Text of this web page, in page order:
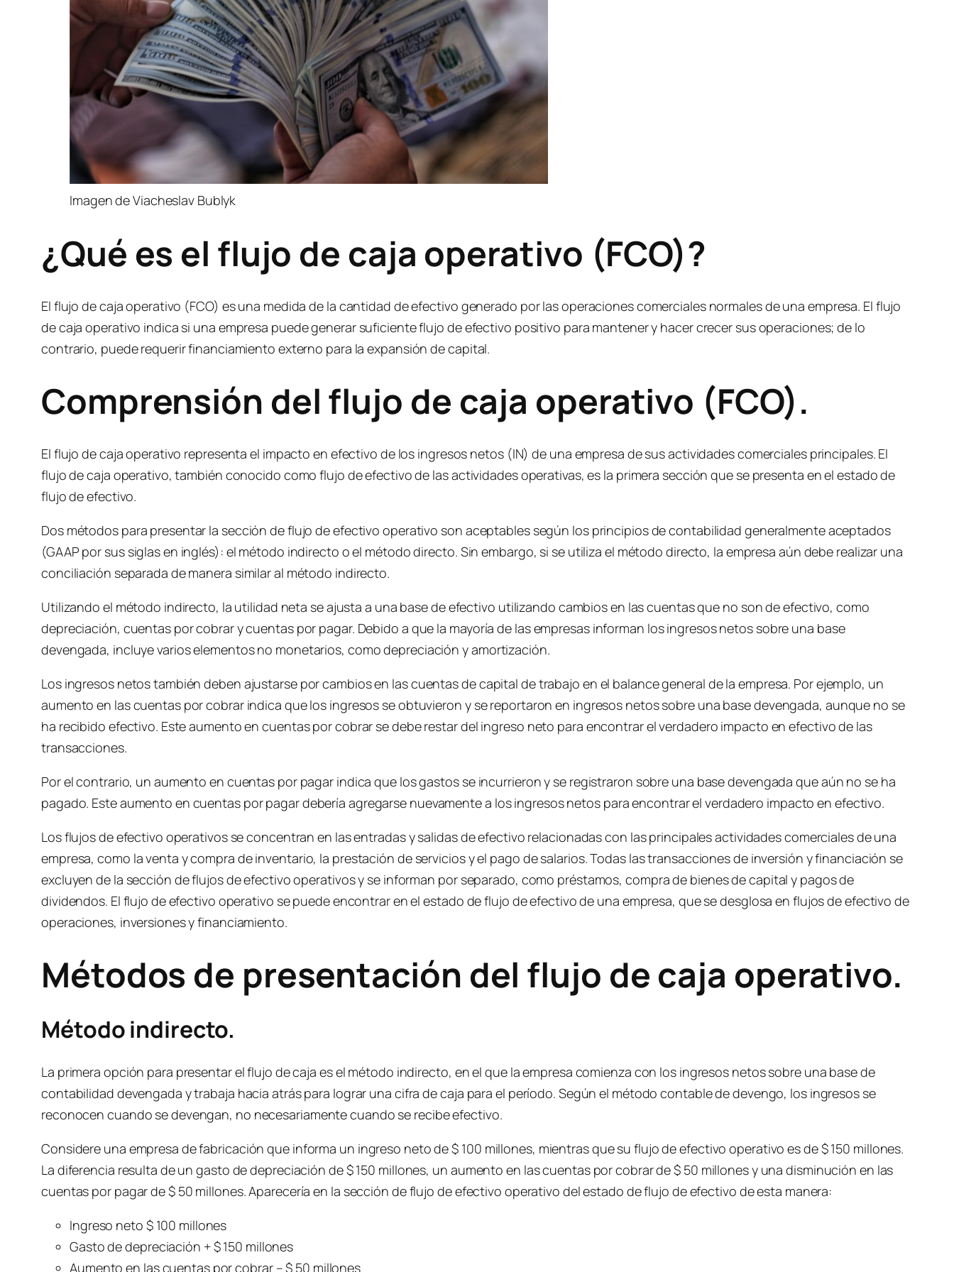
Imagen de Viacheslav Bublyk
¿Qué es el flujo de caja operativo (FCO)?
El flujo de caja operativo (FCO) es una medida de la cantidad de efectivo generado por las operaciones comerciales normales de una empresa. El flujo
de caja operativo indica si una empresa puede generar suficiente flujo de efectivo positivo para mantener y hacer crecer sus operaciones; de lo
contrario, puede requerir financiamiento externo para la expansión de capital.
Comprensión del flujo de caja operativo (FCO).
El flujo de caja operativo representa el impacto en efectivo de los ingresos netos (IN) de una empresa de sus actividades comerciales principales. El
flujo de caja operativo, también conocido como flujo de efectivo de las actividades operativas, es la primera sección que se presenta en el estado de
flujo de efectivo.
Dos métodos para presentar la sección de flujo de efectivo operativo son aceptables según los principios de contabilidad generalmente aceptados
(GAAP por sus siglas en inglés): el método indirecto o el método directo. Sin embargo, si se utiliza el método directo, la empresa aún debe realizar una
conciliación separada de manera similar al método indirecto.
Utilizando el método indirecto, la utilidad neta se ajusta a una base de efectivo utilizando cambios en las cuentas que no son de efectivo, como
depreciación, cuentas por cobrar y cuentas por pagar. Debido a que la mayoría de las empresas informan los ingresos netos sobre una base
devengada, incluye varios elementos no monetarios, como depreciación y amortización.
Los ingresos netos también deben ajustarse por cambios en las cuentas de capital de trabajo en el balance general de la empresa. Por ejemplo, un
aumento en las cuentas por cobrar indica que los ingresos se obtuvieron y se reportaron en ingresos netos sobre una base devengada, aunque no se
ha recibido efectivo. Este aumento en cuentas por cobrar se debe restar del ingreso neto para encontrar el verdadero impacto en efectivo de las
transacciones.
Por el contrario, un aumento en cuentas por pagar indica que los gastos se incurrieron y se registraron sobre una base devengada que aún no se ha
pagado. Este aumento en cuentas por pagar debería agregarse nuevamente a los ingresos netos para encontrar el verdadero impacto en efectivo.
Los flujos de efectivo operativos se concentran en las entradas y salidas de efectivo relacionadas con las principales actividades comerciales de una
empresa, como la venta y compra de inventario, la prestación de servicios y el pago de salarios. Todas las transacciones de inversión y financiación se
excluyen de la sección de flujos de efectivo operativos y se informan por separado, como préstamos, compra de bienes de capital y pagos de
dividendos. El flujo de efectivo operativo se puede encontrar en el estado de flujo de efectivo de una empresa, que se desglosa en flujos de efectivo de
operaciones, inversiones y financiamiento.
Métodos de presentación del flujo de caja operativo.
Método indirecto.
La primera opción para presentar el flujo de caja es el método indirecto, en el que la empresa comienza con los ingresos netos sobre una base de
contabilidad devengada y trabaja hacia atrás para lograr una cifra de caja para el período. Según el método contable de devengo, los ingresos se
reconocen cuando se devengan, no necesariamente cuando se recibe efectivo.
Considere una empresa de fabricación que informa un ingreso neto de $ 100 millones, mientras que su flujo de efectivo operativo es de $ 150 millones.
La diferencia resulta de un gasto de depreciación de $ 150 millones, un aumento en las cuentas por cobrar de $ 50 millones y una disminución en las
cuentas por pagar de $ 50 millones. Aparecería en la sección de flujo de efectivo operativo del estado de flujo de efectivo de esta manera:
Ingreso neto $ 100 millones
Gasto de depreciación + $ 150 millones
Aumento en las cuentas por cobrar – $ 50 millones